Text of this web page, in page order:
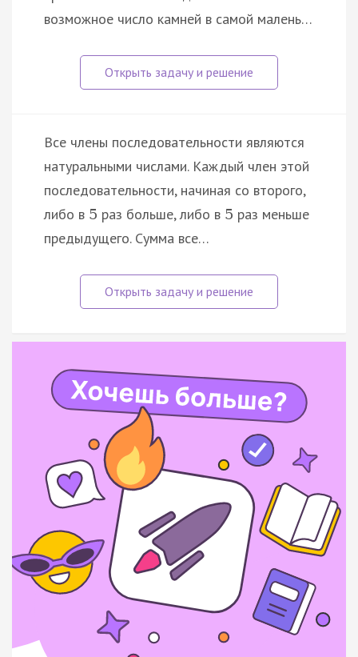
возможное число камней в самой малень…
Все члены последовательности являются
натуральными числами. Каждый член этой
последовательности, начиная со второго,
либо в 5 раз больше, либо в 5 раз меньше
предыдущего. Сумма все…